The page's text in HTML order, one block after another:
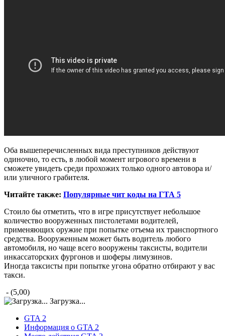
Оба вышеперечисленных вида преступников действуют
одиночно, то есть, в любой момент игрового времени в
сможете увидеть среди прохожих только одного автовора и/
или уличного грабителя.
Читайте также: Популярные чит коды на ГТА 5
Стоило бы отметить, что в игре присутствует небольшое
количество вооруженных пистолетами водителей,
применяющих оружие при попытке отъема их транспортного
средства. Вооруженным может быть водитель любого
автомобиля, но чаще всего вооружены таксисты, водители
инкассаторских фургонов и шоферы лимузинов.
Иногда таксисты при попытке угона обратно отбирают у вас
такси.
- (5,00)
Загрузка...
GTA 2
Информация о GTA 2